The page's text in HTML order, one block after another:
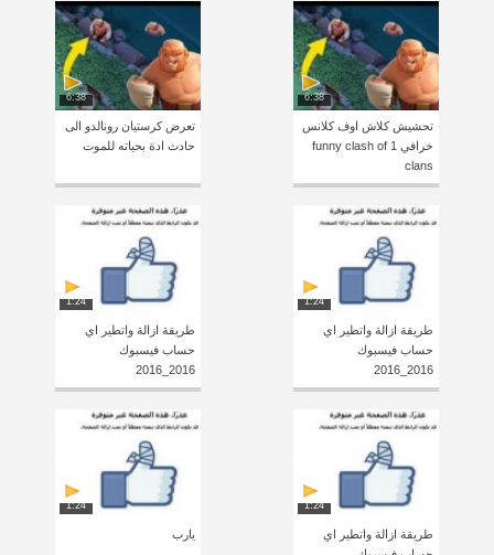
6:38
تحشيش كلاش اوف كلانس
خرافي 1 funny clash of
clans
6:38
تعرض كرستيان رونالدو الى
حادث ادة بحياته للموت
1:24
طريقة ازالة واتطير اي
حساب فيسبوك
2016_2016
1:24
طريقة ازالة واتطير اي
حساب فيسبوك
2016_2016
1:24
طريقة ازالة واتطير اي
1:24
يارب